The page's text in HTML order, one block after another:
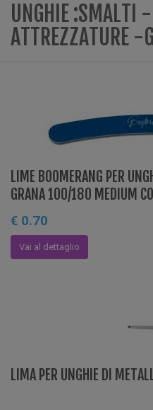
UNGHIE :SMALTI
ATTREZZATURE -
LIME BOOMERANG PER
GRANA 100/180 MEDIUM
€ 0.70
Vai al dettaglio
LIMA PER UNGHIE DI